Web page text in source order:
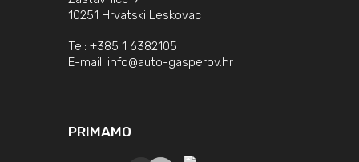
10251 Hrvatski Leskovac
Tel: +385 1 6382105
E-mail: info@auto-gasperov.hr
PRIMAMO